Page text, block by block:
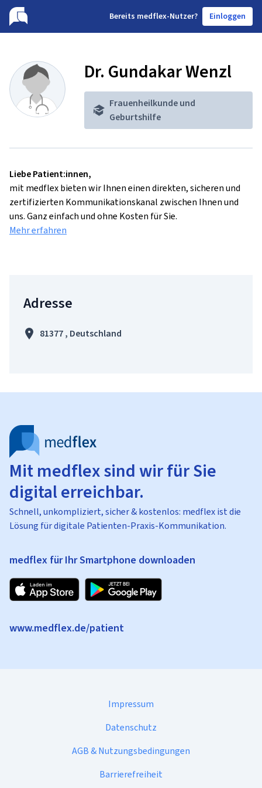
Bereits medflex-Nutzer? Einloggen
Dr. Gundakar Wenzl
Frauenheilkunde und
Geburtshilfe
Liebe Patient:innen,
mit medflex bieten wir Ihnen einen direkten, sicheren und
zertifizierten Kommunikationskanal zwischen Ihnen und
uns. Ganz einfach und ohne Kosten für Sie.
Mehr erfahren
Adresse
81377 , Deutschland
Mit medflex sind wir für Sie
digital erreichbar.
Schnell, unkompliziert, sicher & kostenlos: medflex ist die
Lösung für digitale Patienten-Praxis-Kommunikation.
medflex für Ihr Smartphone downloaden
www.medflex.de/patient
Impressum
Datenschutz
AGB & Nutzungsbedingungen
Barrierefreiheit